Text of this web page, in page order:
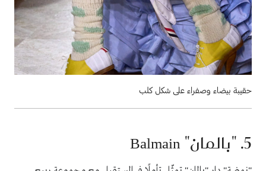
حقيبة بيضاء وصفراء على شكل كلب
5. " بالمان"
Balmain